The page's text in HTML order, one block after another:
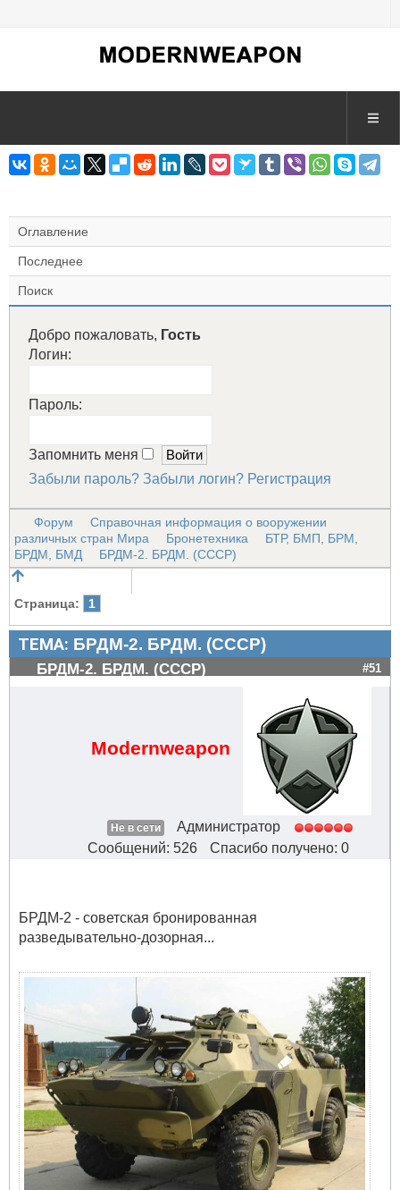
Оглавление
Последнее
Поиск
Добро пожаловать, Гость
Логин:
Пароль:
Запомнить меня
Забыли пароль? Забыли логин? Регистрация
Форум
Справочная информация о вооружении
различных стран Мира
Бронетехника
БТР, БМП, БРМ,
БРДМ, БМД
БРДМ-2. БРДМ. (СССР)
Страница: 1
ТЕМА: БРДМ-2. БРДМ. (СССР)
БРДМ-2. БРДМ. (СССР) #51
Modernweapon
Не в сети
Администратор
Сообщений: 526
Спасибо получено: 0
БРДМ-2 - советская бронированная
разведывательно-дозорная...